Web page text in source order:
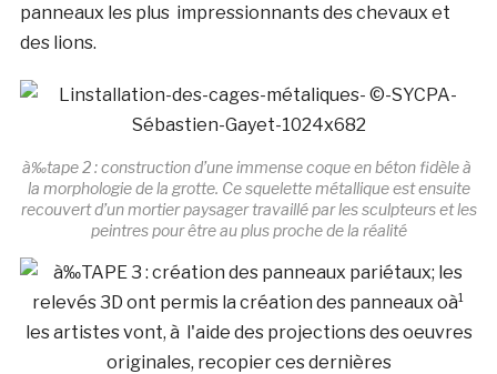
panneaux les plus impressionnants des chevaux et
des lions.
à‰tape 2 : construction d’une immense coque en béton fidèle à
la morphologie de la grotte. Ce squelette métallique est ensuite
recouvert d’un mortier paysager travaillé par les sculpteurs et les
peintres pour être au plus proche de la réalité